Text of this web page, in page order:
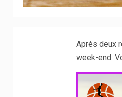
Après deux
week-end.